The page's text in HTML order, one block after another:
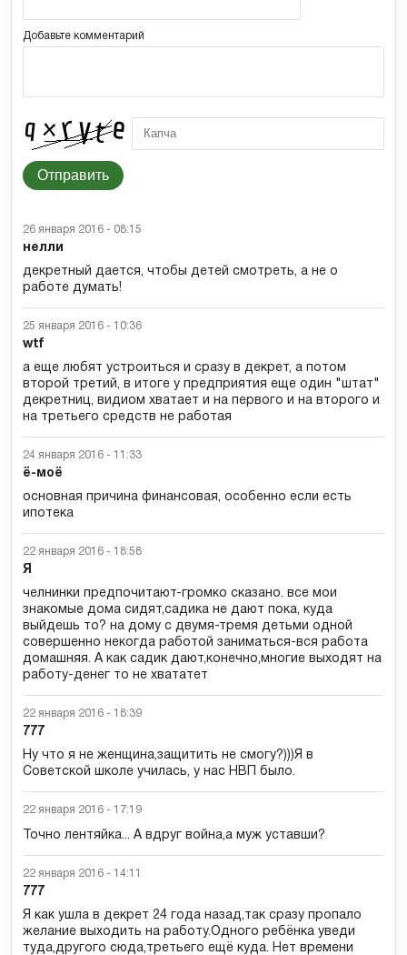
Добавьте комментарий
Отправить
26 января 2016 - 08:15
нелли
декретный дается, чтобы детей смотреть, а не о
работе думать!
25 января 2016 - 10:36
wtf
а еще любят устроиться и сразу в декрет, а потом
второй третий, в итоге у предприятия еще один "штат"
декретниц, видиом хватает и на первого и на второго и
на третьего средств не работая
24 января 2016 - 11:33
ё-моё
основная причина финансовая, особенно если есть
ипотека
22 января 2016 - 18:58
Я
челнинки предпочитают-громко сказано. все мои
знакомые дома сидят,садика не дают пока, куда
выйдешь то? на дому с двумя-тремя детьми одной
совершенно некогда работой заниматься-вся работа
домашняя. А как садик дают,конечно,многие выходят на
работу-денег то не хвататет
22 января 2016 - 18:39
777
Ну что я не женщина,защитить не смогу?)))Я в
Советской школе училась, у нас НВП было.
22 января 2016 - 17:19
Точно лентяйка... А вдруг война,а муж уставши?
22 января 2016 - 14:11
777
Я как ушла в декрет 24 года назад,так сразу пропало
желание выходить на работу.Одного ребёнка уведи
туда,другого сюда,третьего ещё куда. Нет времени